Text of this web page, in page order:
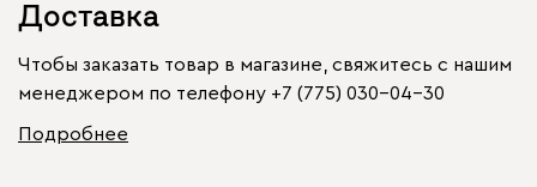
Доставка
Чтобы заказать товар в магазине, свяжитесь с нашим
менеджером по телефону +7 (775) 030-04-30
Подробнее